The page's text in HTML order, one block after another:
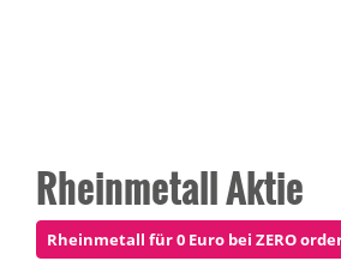
Rheinmetall Aktie
Rheinmetall für 0 Euro bei ZERO